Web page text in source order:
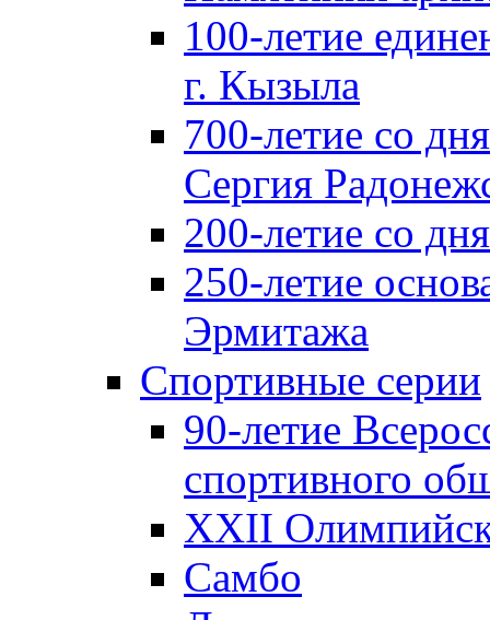
100-летие
г. Кызыла
700-летие со
Сергия
200-летие со
250-летие
Эрмитажа
Спортивные серии
90-летие
спортивного
XXII
Самбо